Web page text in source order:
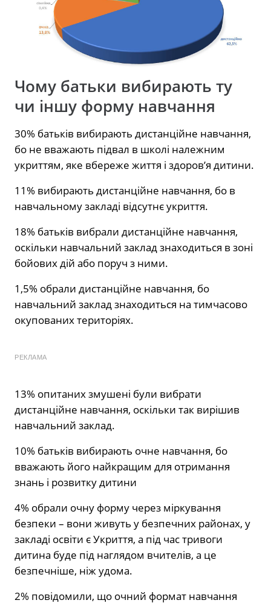
Чому батьки вибирають ту
чи іншу форму навчання
30% батьків вибирають дистанційне навчання,
бо не вважають підвал в школі належним
укриттям, яке вбереже життя і здоров’я дитини.
11% вибирають дистанційне навчання, бо в
навчальному закладі відсутнє укриття.
18% батьків вибрали дистанційне навчання,
оскільки навчальний заклад знаходиться в зоні
бойових дій або поруч з ними.
1,5% обрали дистанційне навчання, бо
навчальний заклад знаходиться на тимчасово
окупованих територіях.
РЕКЛАМА
13% опитаних змушені були вибрати
дистанційне навчання, оскільки так вирішив
навчальний заклад.
10% батьків вибирають очне навчання, бо
вважають його найкращим для отримання
знань і розвитку дитини
4% обрали очну форму через міркування
безпеки – вони живуть у безпечних районах, у
закладі освіти є Укриття, а під час тривоги
дитина буде під наглядом вчителів, а це
безпечніше, ніж удома.
2% повідомили, що очний формат навчання